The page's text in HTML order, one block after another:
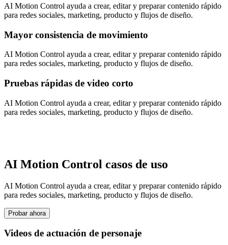
AI Motion Control ayuda a crear, editar y preparar contenido rápido
para redes sociales, marketing, producto y flujos de diseño.
Mayor consistencia de movimiento
AI Motion Control ayuda a crear, editar y preparar contenido rápido
para redes sociales, marketing, producto y flujos de diseño.
Pruebas rápidas de video corto
AI Motion Control ayuda a crear, editar y preparar contenido rápido
para redes sociales, marketing, producto y flujos de diseño.
AI Motion Control casos de uso
AI Motion Control ayuda a crear, editar y preparar contenido rápido
para redes sociales, marketing, producto y flujos de diseño.
Probar ahora
Videos de actuación de personaje